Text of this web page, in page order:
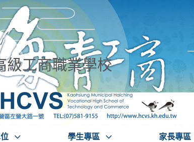
級工商職業學校
學生專區 家長專區